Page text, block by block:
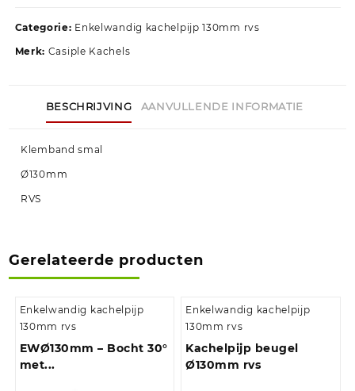
Categorie: Enkelwandig kachelpijp 130mm rvs
Merk: Casiple Kachels
BESCHRIJVING AANVULLENDE INFORMATIE
Klemband smal
Ø130mm
RVS
Gerelateerde producten
Enkelwandig kachelpijp
130mm rvs
EWØ130mm – Bocht 30°
met...
Enkelwandig kachelpijp
130mm rvs
Kachelpijp beugel
Ø130mm rvs